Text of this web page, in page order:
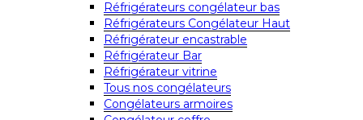
Réfrigérateurs congélateur bas
Réfrigérateurs Congélateur Haut
Réfrigérateur encastrable
Réfrigérateur Bar
Réfrigérateur vitrine
Tous nos congélateurs
Congélateurs armoires